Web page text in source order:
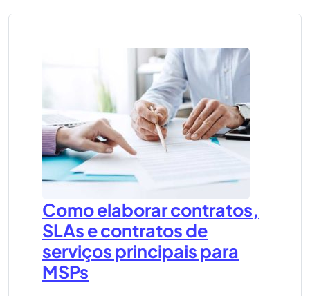
Como elaborar contratos,
SLAs e contratos de
serviços principais para
MSPs